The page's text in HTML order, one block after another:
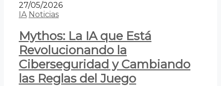
27/05/2026
IA Noticias
Mythos: La IA que Está
Revolucionando la
Ciberseguridad y Cambiando
las Reglas del Juego